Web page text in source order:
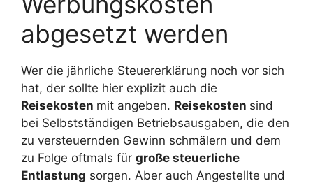
abgesetzt werden
Wer die jährliche Steuererklärung noch vor sich
hat, der sollte hier explizit auch die
Reisekosten mit angeben. Reisekosten sind
bei Selbstständigen Betriebsausgaben, die den
zu versteuernden Gewinn schmälern und dem
zu Folge oftmals für große steuerliche
Entlastung sorgen. Aber auch Angestellte und